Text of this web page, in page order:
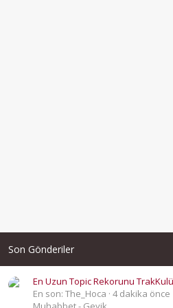
Son Gönderiler
En Uzun Topic Rekorunu
En son: The_Hoca 4 dakika önce